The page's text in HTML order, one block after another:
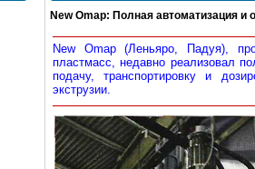
New Omap: Полная автоматизация и
New Omap (Леньяро, Падуя),
пластмасс, недавно реализовал
подачу, транспортировку и
экструзии.